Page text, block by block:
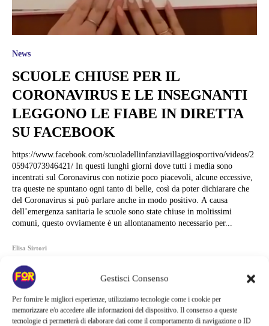
Gestisci Consenso
Per fornire le migliori esperienze, utilizziamo tecnologie come i cookie per
memorizzare e/o accedere alle informazioni del dispositivo. Il consenso a queste
tecnologie ci permetterà di elaborare dati come il comportamento di navigazione o ID
News
SCUOLE CHIUSE PER IL
CORONAVIRUS E LE INSEGNANTI
LEGGONO LE FIABE IN DIRETTA
SU FACEBOOK
https://www.facebook.com/scuoladellinfanziavillaggiosportivo/videos/2
05947073946421/ In questi lunghi giorni dove tutti i media sono
incentrati sul Coronavirus con notizie poco piacevoli, alcune eccessive,
tra queste ne spuntano ogni tanto di belle, così da poter dichiarare che
del Coronavirus si può parlare anche in modo positivo. A causa
dell’emergenza sanitaria le scuole sono state chiuse in moltissimi
comuni, questo ovviamente è un allontanamento necessario per...
Elisa Sirtori